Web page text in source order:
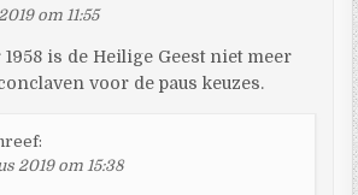
om 11:55
is de Heilige Geest niet meer
voor de paus keuzes.
2019 om 15:38